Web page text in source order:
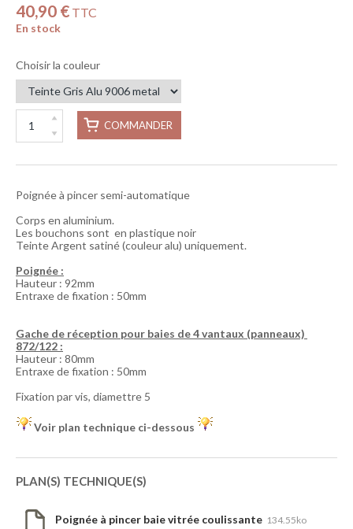
40,90 € TTC
En stock
Choisir la couleur
COMMANDER
Poignée à pincer semi-automatique
Corps en aluminium.
Les bouchons sont en plastique noir
Teinte Argent satiné (couleur alu) uniquement.
Poignée :
Hauteur : 92mm
Entraxe de fixation : 50mm
Gache de réception pour baies de 4 vantaux (panneaux)
872/122 :
Hauteur : 80mm
Entraxe de fixation : 50mm
Fixation par vis, diamettre 5
Voir plan technique ci-dessous
PLAN(S) TECHNIQUE(S)
Poignée à pincer baie vitrée coulissante 134.55ko